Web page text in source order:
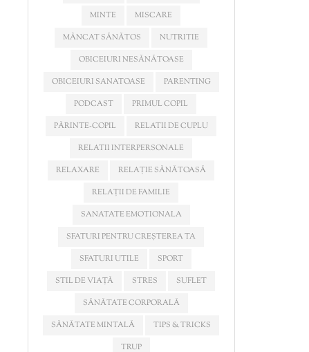
MINTE
MISCARE
MÂNCAT SĂNĂTOS
NUTRITIE
OBICEIURI NESĂNĂTOASE
OBICEIURI SANATOASE
PARENTING
PODCAST
PRIMUL COPIL
PĂRINTE-COPIL
RELATII DE CUPLU
RELATII INTERPERSONALE
RELAXARE
RELAȚIE SĂNĂTOASĂ
RELAȚII DE FAMILIE
SANATATE EMOTIONALA
SFATURI PENTRU CREȘTEREA TA
SFATURI UTILE
SPORT
STIL DE VIAȚĂ
STRES
SUFLET
SĂNĂTATE CORPORALĂ
SĂNĂTATE MINTALĂ
TIPS & TRICKS
TRUP